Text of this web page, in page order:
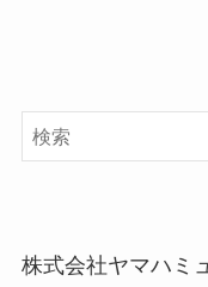
株式会社ヤマハミ